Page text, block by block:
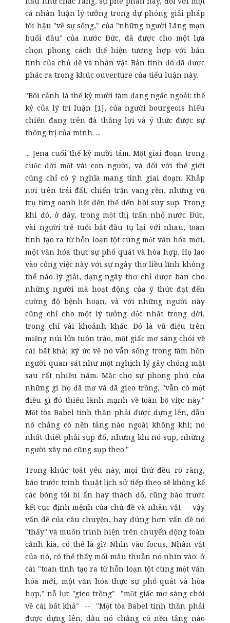
cá nhân luận lý tưởng trong dự phóng giải pháp
tối hậu "về sự sống," của "những người Lãng mạn
buổi đầu" của nước Đức, đã được cho một lựa
chọn phong cách thể hiện tương hợp với bản
tính của chủ đề và nhân vật. Bản tính đó đã được
phác ra trong khúc ouverture của tiểu luận này.
"Bối cảnh là thế kỷ mười tám đang ngắc ngoải: thế
kỷ của lý trí luận [1], của người bourgeois hiếu
chiến đang trên đà thắng lợi và ý thức được sự
thống trị của mình. ...
... Jena cuối thế kỷ mười tám. Một giai đoạn trong
cuộc đời một vài con người, và đối với thế giới
cũng chỉ có ý nghĩa mang tính giai đoạn. Khắp
nơi trên trái đất, chiến trận vang rền, những vũ
trụ từng oanh liệt đến thế đến hồi suy sụp. Trong
khi đó, ở đây, trong một thị trấn nhỏ nước Đức,
vài người trẻ tuổi bắt đầu tụ lại với nhau, toan
tính tạo ra từ hỗn loạn tột cùng một văn hóa mới,
một văn hóa thực sự phổ quát và hòa hợp. Họ lao
vào công việc này với sự ngây thơ liều lĩnh không
thể nào lý giải, dạng ngây thơ chỉ được ban cho
những người mà hoạt động của ý thức đạt đến
cường độ bệnh hoạn, và với những người này
cũng chỉ cho một lý tưởng độc nhất trong đời,
trong chỉ vài khoảnh khắc. Đó là vũ điệu trên
miệng núi lửa tuôn trào, một giấc mơ sáng chói về
cái bất khả; ký ức về nó vẫn sống trong tâm hồn
người quan sát như một nghịch lý gây chóng mặt
sau rất nhiều năm. Mặc cho sự phong phú của
những gì họ đã mơ và đã gieo trồng, "vẫn có một
điều gì đó thiếu lành mạnh về toàn bộ việc này."
Một tòa Babel tinh thần phải được dựng lên, dẫu
nó chẳng có nền tảng nào ngoài không khí; nó
nhất thiết phải sụp đổ, nhưng khi nó sụp, những
người xây nó cũng sụp theo."
Trong khúc toát yếu này, mọi thứ đều rõ ràng,
báo trước trình thuật lịch sử tiếp theo sẽ không kể
các bóng tối bí ẩn hay thách đố, cũng báo trước
kết cục định mệnh của chủ đề và nhân vật -- vậy
vấn đề của câu chuyện, hay đúng hơn vấn đề nó
"thấy" và muốn trình hiện trên chuyển động toàn
cảnh kia, có thể là gì? Nhìn vào focus, Nhân vật
của nó, có thể thấy mối mâu thuẫn nó nhìn vào: ở
cái "toan tính tạo ra từ hỗn loạn tột cùng một văn
hóa mới, một văn hóa thực sự phổ quát và hòa
hợp," nỗ lực "gieo trồng" "một giấc mơ sáng chói
về cái bất khả" -- "Một tòa Babel tinh thần phải
được dựng lên, dẫu nó chẳng có nền tảng nào